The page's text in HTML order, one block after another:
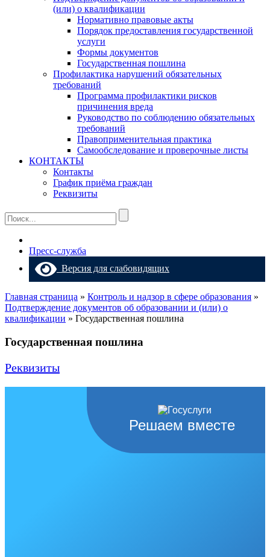
(или) о квалификации
Нормативно правовые акты
Порядок предоставления государственной
услуги
Формы документов
Государственная пошлина
Профилактика нарушений обязательных
требований
Программа профилактики рисков
причинения вреда
Руководство по соблюдению обязательных
требований
Правоприменительная практика
Самообследование и проверочные листы
КОНТАКТЫ
Контакты
График приёма граждан
Реквизиты
Пресс-служба
Версия для слабовидящих
Главная страница » Контроль и надзор в сфере образования »
Подтверждение документов об образовании и (или) о
квалификации » Государственная пошлина
Государственная пошлина
Реквизиты
Решаем вместе